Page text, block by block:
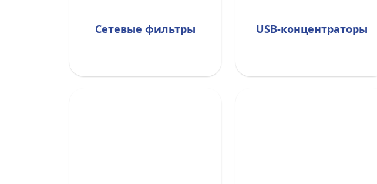
Сетевые фильтры USB-концентраторы